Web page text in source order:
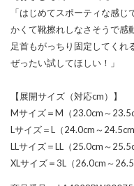
「はじめてスポーティな感
かくて靴擦れしなさそうで感
足首もがっちり固定してくれ
ぜったい試してほしい！」
【展開サイズ（対応cm）】
Mサイズ＝M（23.0cm～
Lサイズ＝L（24.0cm～24.5cm
LLサイズ＝LL（25.0cm～
XLサイズ＝3L（26.0cm～